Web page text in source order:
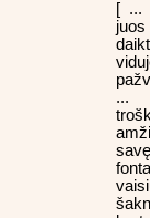
[ ...
juos
...